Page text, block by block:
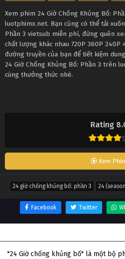
Rating
Xem
Xem phim 24 Giờ Chống Khủng Bố:
luotphimx.net. Bạn cũng có thể tải
Phần 3 vietsub miễn phí, đừng quên
chất lượng khác nhau 720P 360P 240P
đường truyền của bạn để tiết kiệm
24 Giờ Chống Khủng Bố: Phần 3 trên
cùng thưởng thức nhé.
24 giờ chống khủng bố: phần 3 24
Facebook Twitter
"24 Giờ chống khủng bố" là một bộ